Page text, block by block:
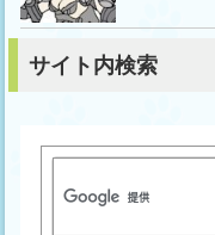
サイト内検索